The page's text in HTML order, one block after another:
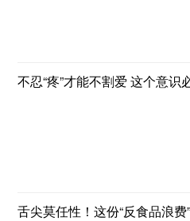
不忍“疼”才能不割爱 这个意识
舌尖莫任性！这份“反食品浪